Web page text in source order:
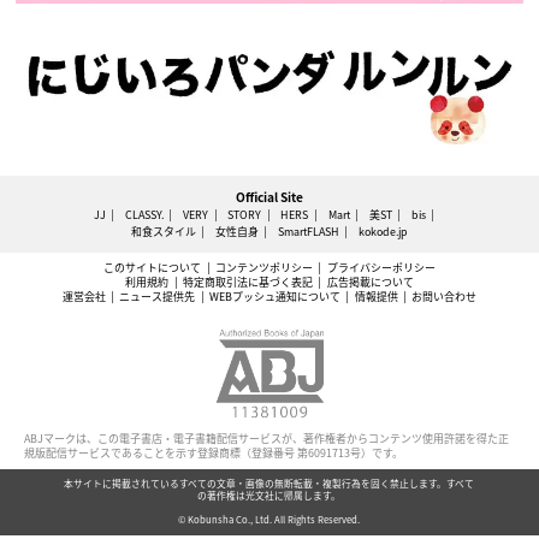
Official Site
JJ CLASSY. VERY STORY HERS Mart 美ST
bis
和食スタイル
女性自身 SmartFLASH kokode.jp
このサイトについて コンテンツポリシー
プライバシーポリシー
利用規約
特定商取引法に基づく表記
広告掲載について
運営会社
ニュース提供先 WEBプッシュ通知について 情報提供 お問い合わせ
ABJマークは、この電子書店・電子書籍配信サービスが、著作権者からコンテンツ使用許諾を得た正
規版配信サービスであることを示す登録商標（登録番号 第6091713号）です。
本サイトに掲載されているすべての文章・画像の無断転載・複製行為を固く禁止します。すべて
の著作権は光文社に帰属します。
© Kobunsha Co., Ltd. All Rights Reserved.